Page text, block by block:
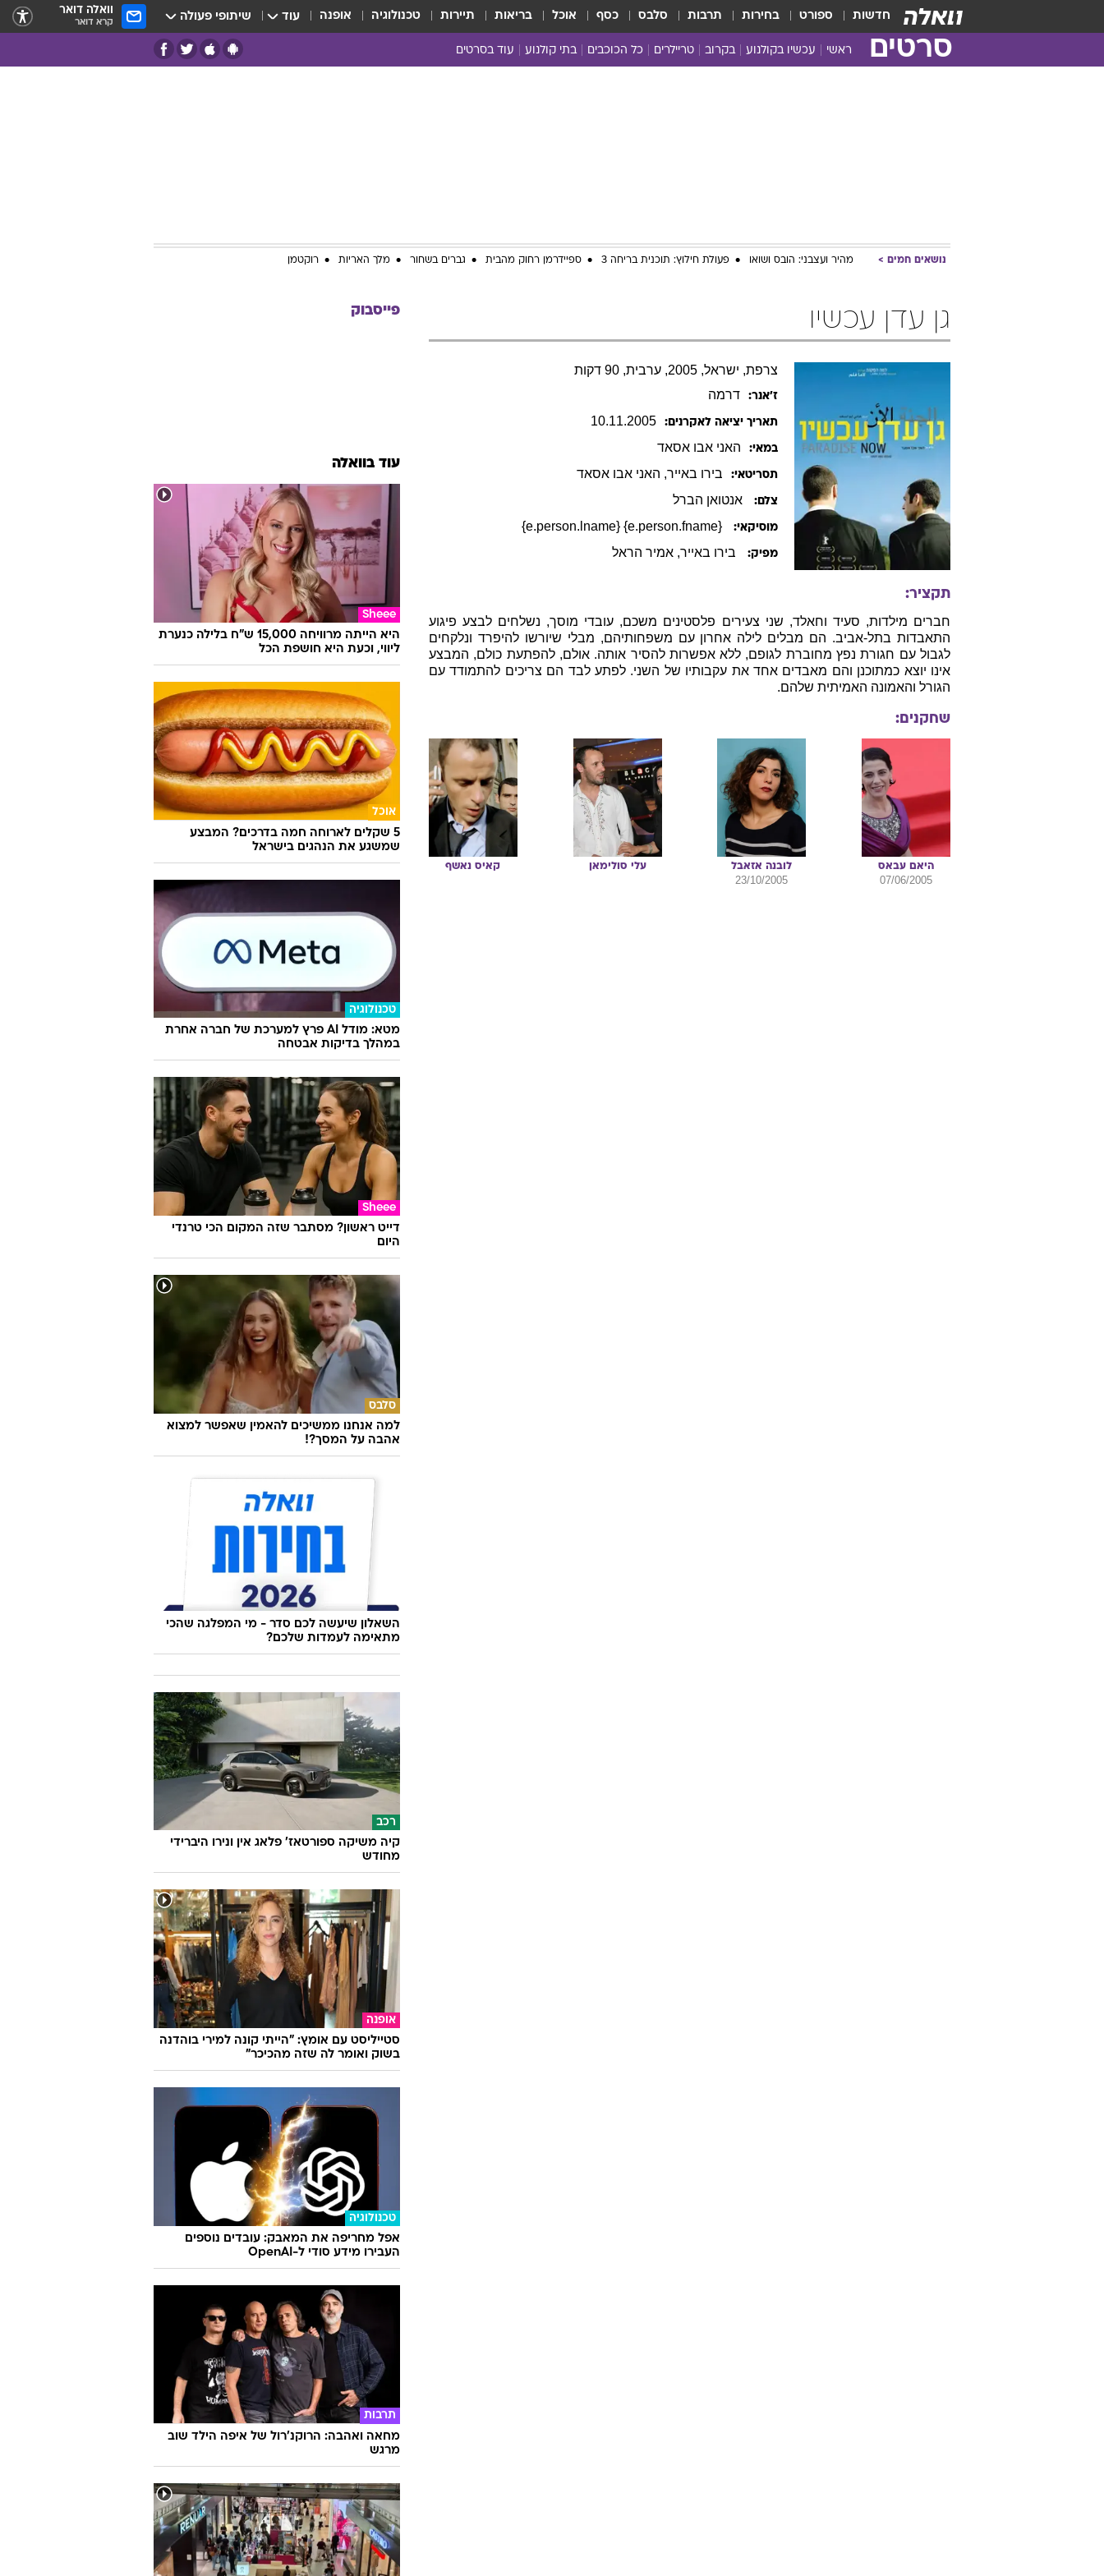
חדשות ספורט בחירות תרבות סלבס כסף אוכל בריאות תיירות טכנולוגיה אופנה עוד שיתופי פעולה וואלה דואר
קרא דואר
סרטים ראשי עכשיו בקולנוע בקרוב טריילרים כל הכוכבים בתי קולנוע עוד בסרטים
נושאים חמים מהיר ועצבני: הובס ושואו פעולת חילוץ: תוכנית בריחה 3 ספיידרמן רחוק מהבית גברים בשחור מלך האריות רוקטמן
גן עדן עכשיו
צרפת, ישראל, 2005, ערבית, 90 דקות
ז׳אנר: דרמה
תאריך יציאה לאקרנים: 10.11.2005
במאי: האני אבו אסאד
תסריטאי: בירו באייר, האני אבו אסאד
צלם: אנטואן הברל
מוסיקאי: {e.person.fname} {e.person.lname}
מפיק: בירו באייר, אמיר הראל
תקציר:
חברים מילדות, סעיד וחאלד, שני צעירים פלסטינים משכם, עובדי מוסך, נשלחים לבצע פיגוע
התאבדות בתל-אביב. הם מבלים לילה אחרון עם משפחותיהם, מבלי שיורשו להיפרד ונלקחים
לגבול עם חגורת נפץ מחוברת לגופם, ללא אפשרות להסיר אותה. אולם, להפתעת כולם, המבצע
אינו יוצא כמתוכנן והם מאבדים אחד את עקבותיו של השני. לפתע לבד הם צריכים להתמודד עם
הגורל והאמונה האמיתית שלהם.
שחקנים:
היאם עבאס
07/06/2005
לובנה אזאבל
23/10/2005
עלי סולימאן קאיס נאשף
פייסבוק
עוד בוואלה
Sheee
היא הייתה מרוויחה 15,000 ש"ח בלילה כנערת
ליווי, וכעת היא חושפת הכל
אוכל
5 שקלים לארוחה חמה בדרכים? המבצע
שמשגע את הנהגים בישראל
טכנולוגיה
מטא: מודל AI פרץ למערכת של חברה אחרת
במהלך בדיקות אבטחה
Sheee
דייט ראשון? מסתבר שזה המקום הכי טרנדי
היום
סלבס
למה אנחנו ממשיכים להאמין שאפשר למצוא
אהבה על המסך?!
השאלון שיעשה לכם סדר - מי המפלגה שהכי
מתאימה לעמדות שלכם?
רכב
קיה משיקה ספורטאז' פלאג אין ונירו היברידי
מחודש
אופנה
סטייליסט עם אומץ: "הייתי קונה למירי בוהדנה
בשוק ואומר לה שזה מהכיכר"
טכנולוגיה
אפל מחריפה את המאבק: עובדים נוספים
העבירו מידע סודי ל-OpenAI
תרבות
מחאה ואהבה: הרוקנ'רול של איפה הילד שוב
מרגש